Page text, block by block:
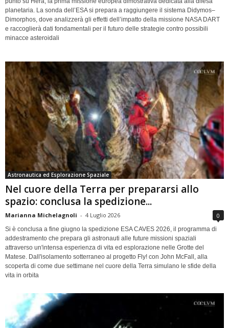
planetaria. La sonda dell’ESA si prepara a raggiungere il sistema Didymos–
Dimorphos, dove analizzerà gli effetti dell’impatto della missione NASA DART
e raccoglierà dati fondamentali per il futuro delle strategie contro possibili
minacce asteroidali
Astronautica ed Esplorazione Spaziale
Nel cuore della Terra per prepararsi allo
spazio: conclusa la spedizione...
Marianna Michelagnoli - 4 Luglio 2026 0
Si è conclusa a fine giugno la spedizione ESA CAVES 2026, il programma di
addestramento che prepara gli astronauti alle future missioni spaziali
attraverso un'intensa esperienza di vita ed esplorazione nelle Grotte del
Matese. Dall'isolamento sotterraneo al progetto Fly! con John McFall, alla
scoperta di come due settimane nel cuore della Terra simulano le sfide della
vita in orbita